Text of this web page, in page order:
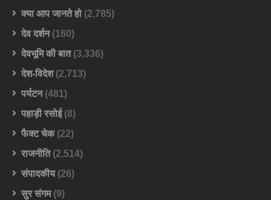
क्या आप जानते हो(2,785)
देव दर्शन(160)
देवभूमि की बात(3,336)
देश-विदेश(2,713)
पर्यटन(481)
पहाड़ी रसोई(8)
फैक्ट चेक(22)
राजनीति(2,514)
संपादकीय(26)
सुर संगम(9)